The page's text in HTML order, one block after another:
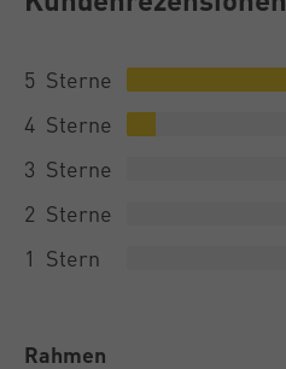
5
4
3
2
1
Rahmen